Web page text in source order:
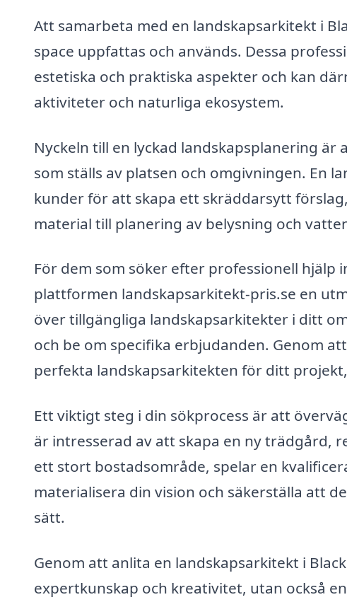
Att samarbeta med en landskapsarkitekt i
space uppfattas och används. Dessa
estetiska och praktiska aspekter och kan
aktiviteter och naturliga ekosystem.
Nyckeln till en lyckad landskapsplanering
som ställs av platsen och omgivningen. En
kunder för att skapa ett skräddarsytt
material till planering av belysning och
För dem som söker efter professionell hjälp
plattformen landskapsarkitekt-pris.se en
över tillgängliga landskapsarkitekter i ditt
och be om specifika erbjudanden. Genom
perfekta landskapsarkitekten för ditt
Ett viktigt steg i din sökprocess är att
är intresserad av att skapa en ny trädgård,
ett stort bostadsområde, spelar en
materialisera din vision och säkerställa att
sätt.
Genom att anlita en landskapsarkitekt i
expertkunskap och kreativitet, utan också